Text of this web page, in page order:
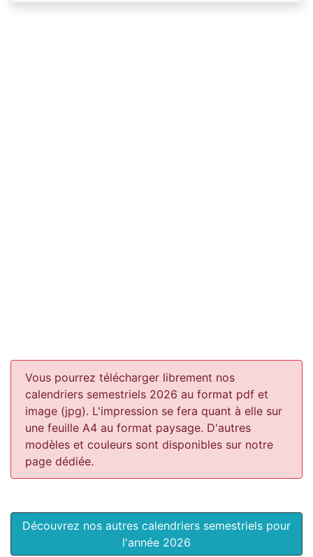
Vous pourrez télécharger librement nos
calendriers semestriels 2026 au format pdf et
image (jpg). L'impression se fera quant à elle sur
une feuille A4 au format paysage. D'autres
modèles et couleurs sont disponibles sur notre
page dédiée.
Découvrez nos autres calendriers semestriels pour
l'année 2026